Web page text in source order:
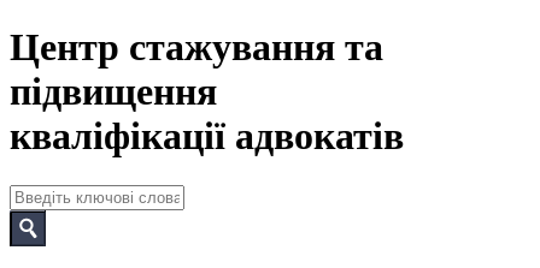
Центр стажування та
підвищення
кваліфікації адвокатів